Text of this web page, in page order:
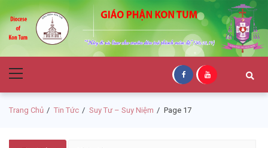
to
navigation
to
content
Giáo Phận Kon
Tum
Menu
Trang Chủ Tin Tức Suy Tư – Suy Niệm Page 17